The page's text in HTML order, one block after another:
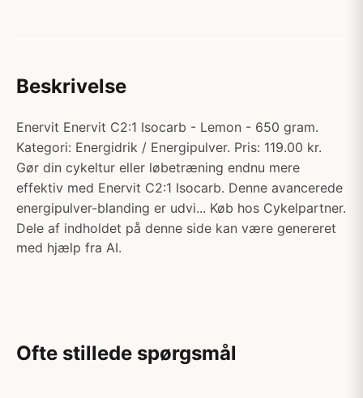
Beskrivelse
Enervit Enervit C2:1 Isocarb - Lemon - 650 gram.
Kategori: Energidrik / Energipulver. Pris: 119.00 kr.
Gør din cykeltur eller løbetræning endnu mere
effektiv med Enervit C2:1 Isocarb. Denne avancerede
energipulver-blanding er udvi... Køb hos Cykelpartner.
Dele af indholdet på denne side kan være genereret
med hjælp fra AI.
Ofte stillede spørgsmål